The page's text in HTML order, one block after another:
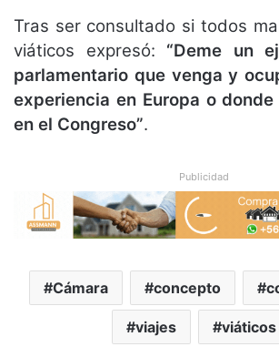
Tras ser consultado si todos
viáticos expresó: “Deme un
parlamentario que venga y
experiencia en Europa o
en el Congreso”.
Publicidad
Cámara concepto
viajes viáticos